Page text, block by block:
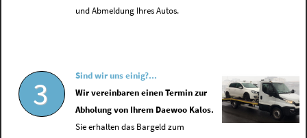
und Abmeldung Ihres Autos.
3
Sind wir uns einig?...
Wir vereinbaren einen Termin zur
Abholung von Ihrem Daewoo Kalos.
Sie erhalten das Bargeld zum